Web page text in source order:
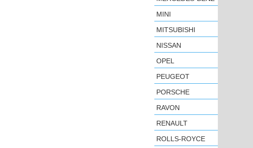
MINI
MITSUBISHI
NISSAN
OPEL
PEUGEOT
PORSCHE
RAVON
RENAULT
ROLLS-ROYCE